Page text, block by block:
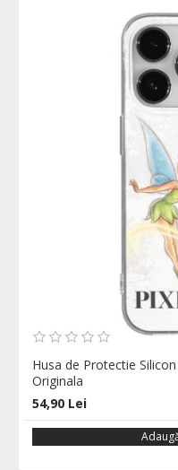
Husa de Protectie
Originala
54,90 Lei